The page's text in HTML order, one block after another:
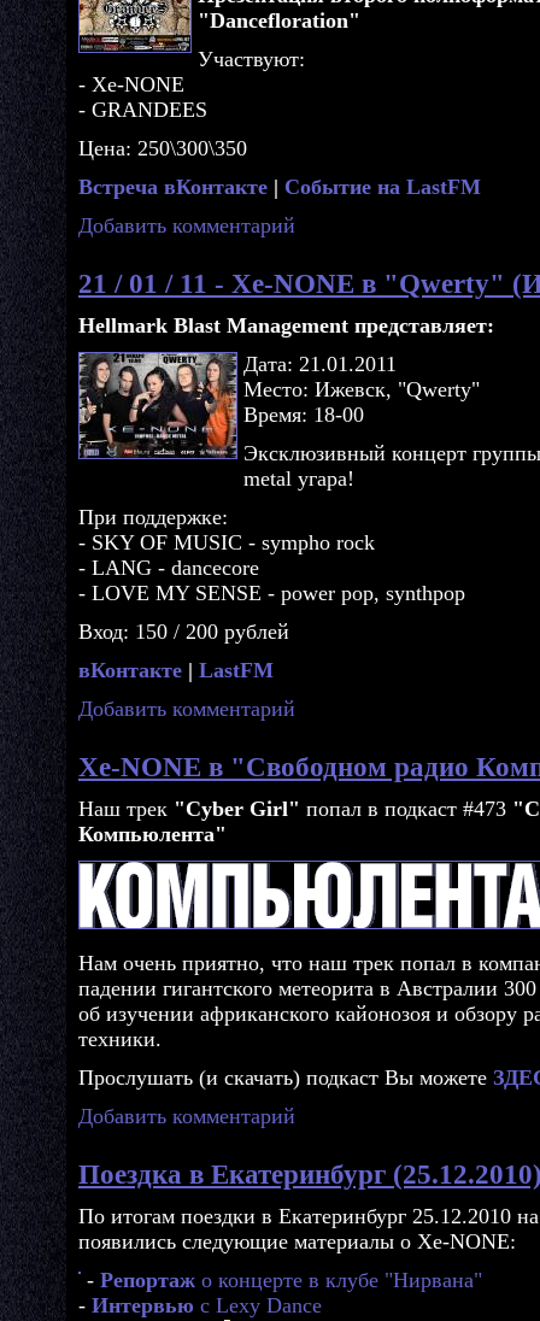
"Dancefloration"
Участвуют:
- Xe-NONE
- GRANDEES
Цена: 250\300\350
Встреча вКонтакте | Событие на LastFM
Добавить комментарий
21 / 01 / 11 - Xe-NONE в "Qwerty"
Hellmark Blast Management представляет:
Дата: 21.01.2011
Место: Ижевск, "Qwerty"
Время: 18-00
Эксклюзивный концерт
metal угара!
При поддержке:
- SKY OF MUSIC - sympho rock
- LANG - dancecore
- LOVE MY SENSE - power pop, synthpop
Вход: 150 / 200 рублей
вКонтакте | LastFM
Добавить комментарий
Xe-NONE в "Свободном радио
Наш трек "Cyber Girl" попал в подкаст #473
Компьюлента"
Нам очень приятно, что наш трек попал в
падении гигантского метеорита в Австралии
об изучении африканского кайонозоя и обзору
техники.
Прослушать (и скачать) подкаст Вы можете
Добавить комментарий
Поездка в Екатеринбург
По итогам поездки в Екатеринбург 25.12.2010
появились следующие материалы о Xe-NONE:
- Репортаж о концерте в клубе "Нирвана"
- Интервью с Lexy Dance